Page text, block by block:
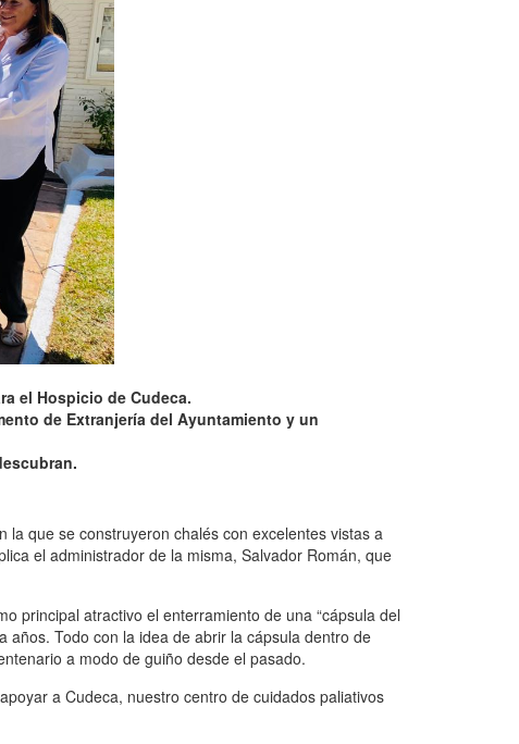
el Hospicio de Cudeca.
de Extranjería del Ayuntamiento y un
que se construyeron chalés con excelentes vistas a
el administrador de la misma, Salvador Román, que
principal atractivo el enterramiento de una “cápsula del
años. Todo con la idea de abrir la cápsula dentro de
a modo de guiño desde el pasado.
a Cudeca, nuestro centro de cuidados paliativos